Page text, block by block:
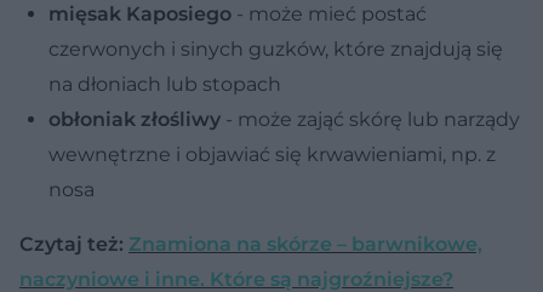
mięsak Kaposiego - może mieć postać
czerwonych i sinych guzków, które znajdują się
na dłoniach lub stopach
obłoniak złośliwy - może zająć skórę lub narządy
wewnętrzne i objawiać się krwawieniami, np. z
nosa
Czytaj też: Znamiona na skórze – barwnikowe,
naczyniowe i inne. Które są najgroźniejsze?